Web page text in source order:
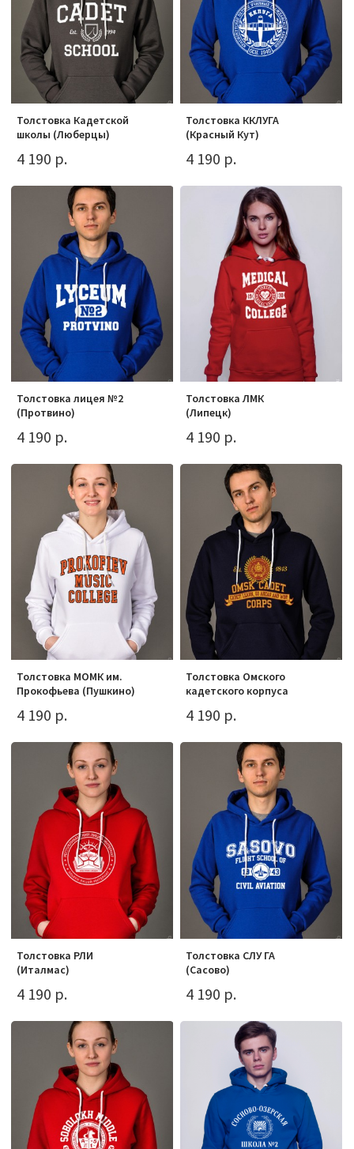
Толстовка Кадетской
школы (Люберцы)
4 190 р.
Толстовка ККЛУГА
(Красный Кут)
4 190 р.
Толстовка лицея №2
(Протвино)
4 190 р.
Толстовка ЛМК
(Липецк)
4 190 р.
Толстовка МОМК им.
Прокофьева (Пушкино)
4 190 р.
Толстовка Омского
кадетского корпуса
4 190 р.
Толстовка РЛИ
(Италмас)
4 190 р.
Толстовка СЛУ ГА
(Сасово)
4 190 р.